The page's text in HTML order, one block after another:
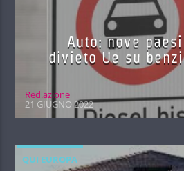
Auto: nove
divieto Ue su
Red.azione
21 GIUGNO 2022
QUI EUROPA